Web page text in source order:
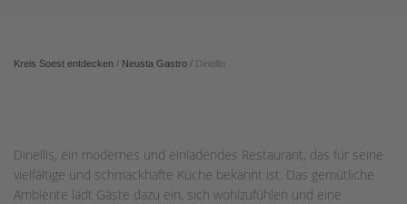
Kreis Soest entdecken / Neusta Gastro / Dinellis
Dinellis, ein modernes und einladendes Restaurant, das für seine
vielfältige und schmackhafte Küche bekannt ist. Das gemütliche
Ambiente lädt Gäste dazu ein, sich wohlzufühlen und eine